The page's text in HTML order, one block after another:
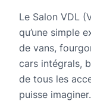
Le Salon VDL
qu’une simple
de vans,
cars intégrals,
de tous les
puisse